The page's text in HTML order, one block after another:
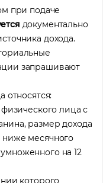
при подаче
документально
дохода.
запрашивают
относятся:
лица с
размер дохода
месячного
на 12
которого